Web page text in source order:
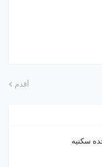
أقدم
سكنيه